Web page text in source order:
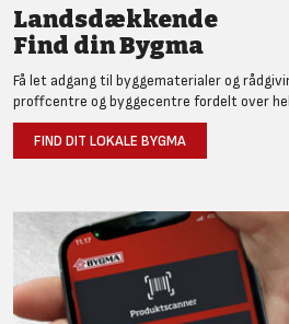
Landsdækkende
Find din Bygma
Få let adgang til byggematerialer og
proffcentre og byggecentre fordelt over
FIND DIT LOKALE BYGMA